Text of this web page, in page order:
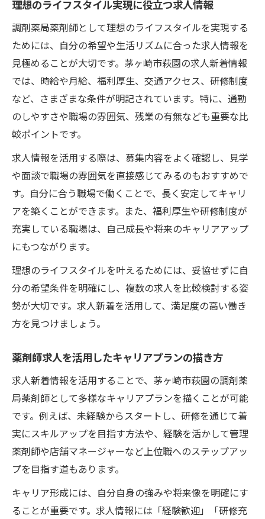
理想のライフスタイル実現に役立つ求人情報
調剤薬局薬剤師として理想のライフスタイルを実現する
ためには、自分の希望や生活リズムに合った求人情報を
見極めることが大切です。茅ヶ崎市萩園の求人新着情報
では、時給や月給、福利厚生、交通アクセス、研修制度
など、さまざまな条件が明記されています。特に、通勤
のしやすさや職場の雰囲気、残業の有無なども重要な比
較ポイントです。
求人情報を活用する際は、募集内容をよく確認し、見学
や面談で職場の雰囲気を直接感じてみるのもおすすめで
す。自分に合う職場で働くことで、長く安定してキャリ
アを築くことができます。また、福利厚生や研修制度が
充実している職場は、自己成長や将来のキャリアアップ
にもつながります。
理想のライフスタイルを叶えるためには、妥協せずに自
分の希望条件を明確にし、複数の求人を比較検討する姿
勢が大切です。求人新着を活用して、満足度の高い働き
方を見つけましょう。
薬剤師求人を活用したキャリアプランの描き方
求人新着情報を活用することで、茅ヶ崎市萩園の調剤薬
局薬剤師として多様なキャリアプランを描くことが可能
です。例えば、未経験からスタートし、研修を通じて着
実にスキルアップを目指す方法や、経験を活かして管理
薬剤師や店舗マネージャーなど上位職へのステップアッ
プを目指す道もあります。
キャリア形成には、自分自身の強みや将来像を明確にす
ることが重要です。求人情報には「経験歓迎」「研修充